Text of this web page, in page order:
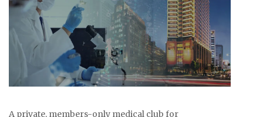
A private, members-only medical club for